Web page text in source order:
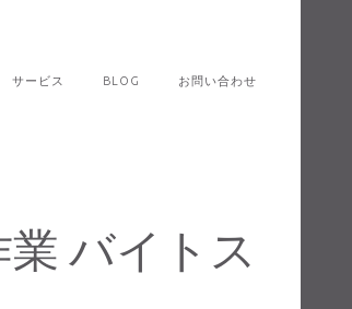
サービス BLOG お問い合わせ
バイトス